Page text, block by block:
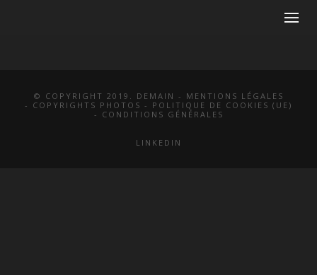
© COPYRIGHT 2019. DEMAIN - MENTIONS LÉGALES
- COPYRIGHTS PHOTOS - POLITIQUE DE COOKIES (UE)
- CONDITIONS GÉNÉRALES
LINKEDIN